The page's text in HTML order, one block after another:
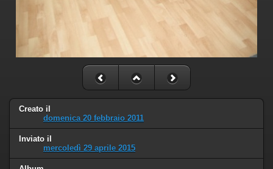
Creato il
domenica 20 febbraio 2011
Inviato il
mercoledì 29 aprile 2015